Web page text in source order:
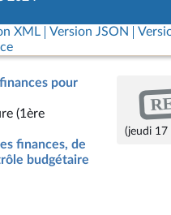
XML Version JSON
pour
(1ère
finances, de
budgétaire
(jeudi